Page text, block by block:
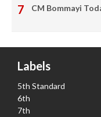
CM Bommayi
Labels
5th Standard
6th
7th